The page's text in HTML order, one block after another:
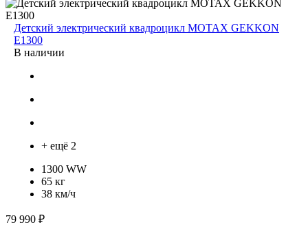
Детский электрический квадроцикл MOTAX GEKKON
E1300
В наличии
+ ещё 2
1300 WW
65 кг
38 км/ч
79 990 ₽